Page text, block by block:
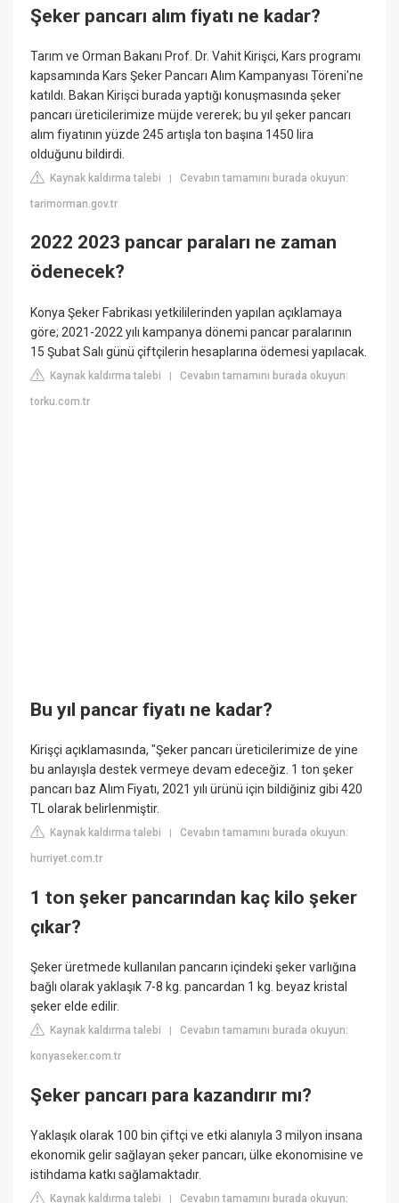
Şeker pancarı alım fiyatı ne kadar?
Tarım ve Orman Bakanı Prof. Dr. Vahit Kirişci, Kars programı
kapsamında Kars Şeker Pancarı Alım Kampanyası Töreni'ne
katıldı. Bakan Kirişci burada yaptığı konuşmasında şeker
pancarı üreticilerimize müjde vererek; bu yıl şeker pancarı
alım fiyatının yüzde 245 artışla ton başına 1450 lira
olduğunu bildirdi.
Kaynak kaldırma talebi |Cevabın tamamını burada okuyun:
tarimorman.gov.tr
2022 2023 pancar paraları ne zaman
ödenecek?
Konya Şeker Fabrikası yetkililerinden yapılan açıklamaya
göre; 2021-2022 yılı kampanya dönemi pancar paralarının
15 Şubat Salı günü çiftçilerin hesaplarına ödemesi yapılacak.
Kaynak kaldırma talebi |Cevabın tamamını burada okuyun:
torku.com.tr
Bu yıl pancar fiyatı ne kadar?
Kirişçi açıklamasında, "Şeker pancarı üreticilerimize de yine
bu anlayışla destek vermeye devam edeceğiz. 1 ton şeker
pancarı baz Alım Fiyatı, 2021 yılı ürünü için bildiğiniz gibi 420
TL olarak belirlenmiştir.
Kaynak kaldırma talebi |Cevabın tamamını burada okuyun:
hurriyet.com.tr
1 ton şeker pancarından kaç kilo şeker
çıkar?
Şeker üretmede kullanılan pancarın içindeki şeker varlığına
bağlı olarak yaklaşık 7-8 kg. pancardan 1 kg. beyaz kristal
şeker elde edilir.
Kaynak kaldırma talebi |Cevabın tamamını burada okuyun:
konyaseker.com.tr
Şeker pancarı para kazandırır mı?
Yaklaşık olarak 100 bin çiftçi ve etki alanıyla 3 milyon insana
ekonomik gelir sağlayan şeker pancarı, ülke ekonomisine ve
istihdama katkı sağlamaktadır.
Kaynak kaldırma talebi |Cevabın tamamını burada okuyun: